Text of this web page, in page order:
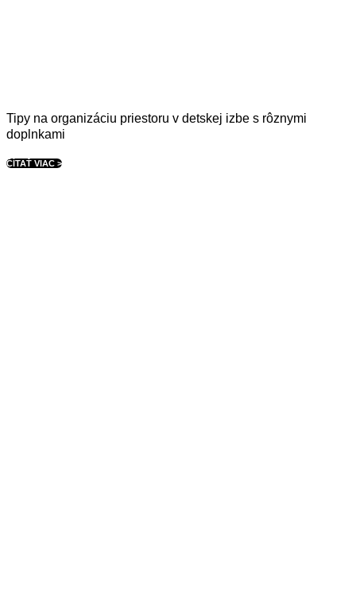
Tipy na organizáciu priestoru v detskej izbe s rôznymi
doplnkami
ČÍTAŤ VIAC >